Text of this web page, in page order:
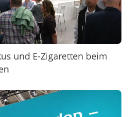
und E-Zigaretten beim